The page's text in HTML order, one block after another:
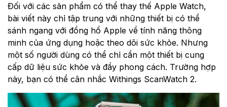
Đối với các sản phẩm có thể thay thế Apple Watch,
bài viết này chỉ tập trung với những thiết bị có thể
sánh ngang với đồng hồ Apple về tính năng thông
minh của ứng dụng hoặc theo dõi sức khỏe. Nhưng
một số người dùng có thể chỉ cần một thiết bị cung
cấp dữ liệu sức khỏe và đầy phong cách. Trường hợp
này, bạn có thể cân nhắc Withings ScanWatch 2.